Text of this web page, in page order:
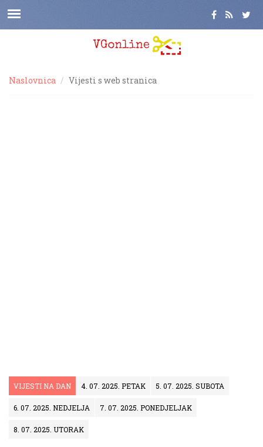
Naslovnica Vijesti s web stranica
VIJESTI NA DAN 4. 07. 2025. PETAK 5. 07. 2025. SUBOTA
6. 07. 2025. NEDJELJA 7. 07. 2025. PONEDJELJAK
8. 07. 2025. UTORAK